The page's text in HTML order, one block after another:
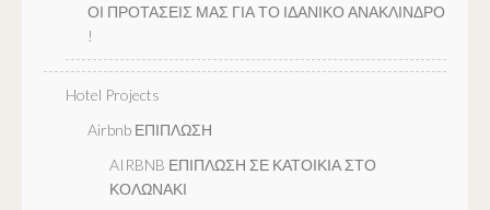
ΟΙ ΠΡΟΤΑΣΕΙΣ ΜΑΣ ΓΙΑ ΤΟ ΙΔΑΝΙΚΟ ΑΝΑΚΛΙΝΔΡΟ
!
Hotel Projects
Airbnb ΕΠΙΠΛΩΣΗ
AIRBNB ΕΠΙΠΛΩΣΗ ΣΕ ΚΑΤΟΙΚΙΑ ΣΤΟ
ΚΟΛΩΝΑΚΙ